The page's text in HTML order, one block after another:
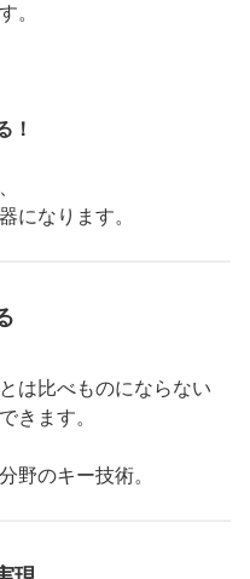
。
！
になります。
は比べものにならない
きます。
野のキー技術。